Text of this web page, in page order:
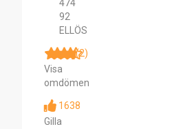
474
92
ELLÖS
(2)
Visa
omdömen
1638
Gilla